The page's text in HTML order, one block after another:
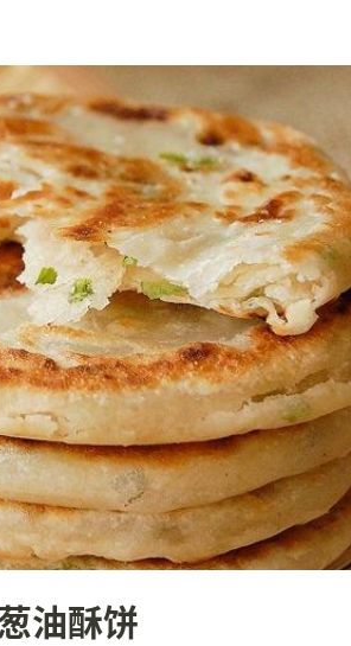
油酥饼